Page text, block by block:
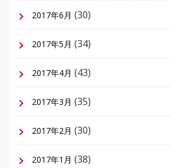
2017年6月 (30)
2017年5月 (34)
2017年4月 (43)
2017年3月 (35)
2017年2月 (30)
2017年1月 (38)